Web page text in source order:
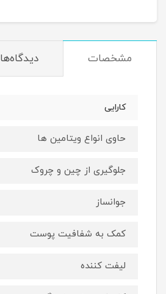
مشخصات دیدگاه‌ها
کارایی
حاوی انواع ویتامین ها
جلوگیری از چین و چروک
جوانساز
کمک به شفافیت پوست
لیفت کننده